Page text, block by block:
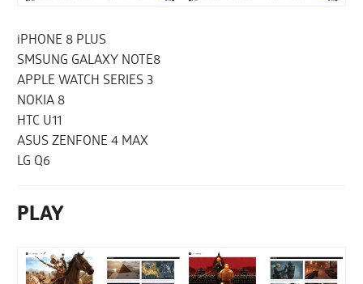
iPHONE 8 PLUS
SMSUNG GALAXY NOTE8
APPLE WATCH SERIES 3
NOKIA 8
HTC U11
ASUS ZENFONE 4 MAX
LG Q6
PLAY